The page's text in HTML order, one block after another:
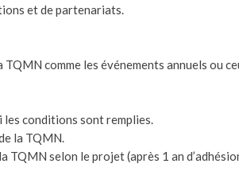
et de partenariats.
comme les événements annuels ou
les conditions sont remplies.
la TQMN.
TQMN selon le projet (après 1 an